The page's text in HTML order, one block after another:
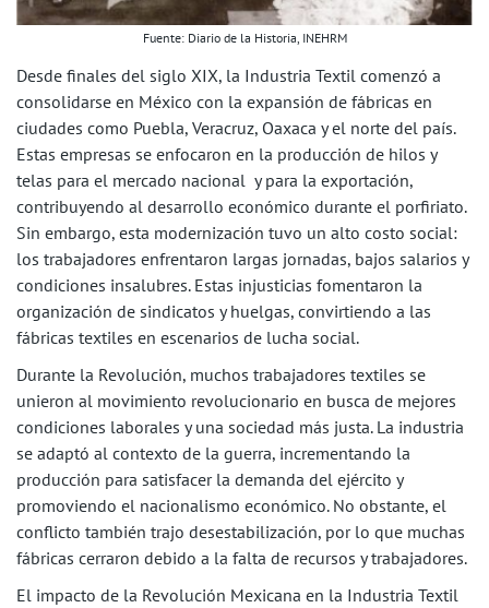
Fuente: Diario de la Historia, INEHRM
Desde finales del siglo XIX, la Industria Textil comenzó a
consolidarse en México con la expansión de fábricas en
ciudades como Puebla, Veracruz, Oaxaca y el norte del país.
Estas empresas se enfocaron en la producción de hilos y
telas para el mercado nacional y para la exportación,
contribuyendo al desarrollo económico durante el porfiriato.
Sin embargo, esta modernización tuvo un alto costo social:
los trabajadores enfrentaron largas jornadas, bajos salarios y
condiciones insalubres. Estas injusticias fomentaron la
organización de sindicatos y huelgas, convirtiendo a las
fábricas textiles en escenarios de lucha social.
Durante la Revolución, muchos trabajadores textiles se
unieron al movimiento revolucionario en busca de mejores
condiciones laborales y una sociedad más justa. La industria
se adaptó al contexto de la guerra, incrementando la
producción para satisfacer la demanda del ejército y
promoviendo el nacionalismo económico. No obstante, el
conflicto también trajo desestabilización, por lo que muchas
fábricas cerraron debido a la falta de recursos y trabajadores.
El impacto de la Revolución Mexicana en la Industria Textil